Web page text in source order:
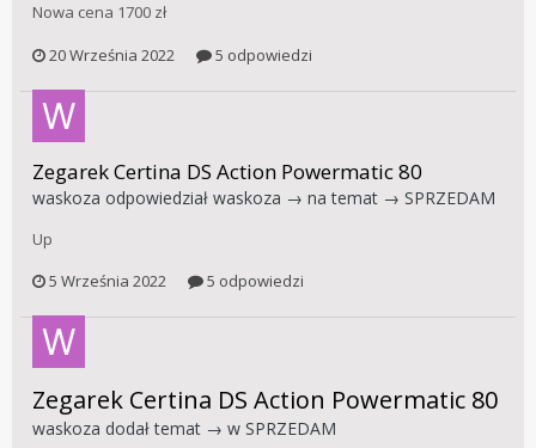
Nowa cena 1700 zł
20 Września 2022
5 odpowiedzi
Zegarek Certina DS Action Powermatic 80
waskoza odpowiedział waskoza → na temat → SPRZEDAM
Up
5 Września 2022
5 odpowiedzi
Zegarek Certina DS Action Powermatic 80
waskoza dodał temat → w SPRZEDAM